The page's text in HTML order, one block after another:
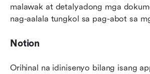
malawak at detalyadong mga
nag-aalala tungkol sa pag-abot sa
Notion
Orihinal na idinisenyo bilang isang